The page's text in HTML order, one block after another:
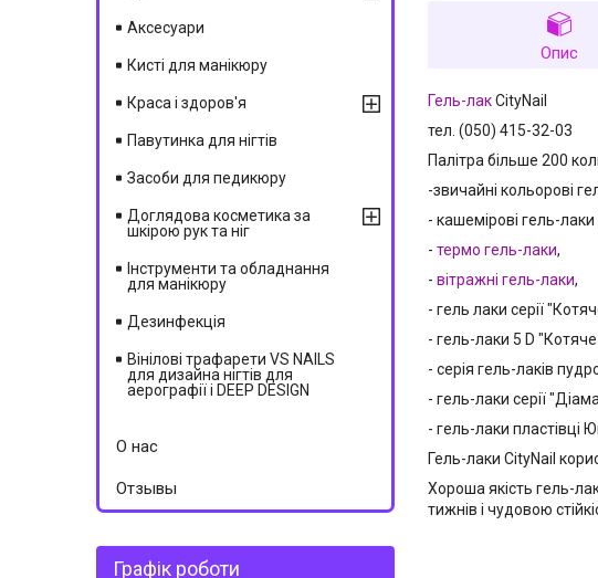
Опис
Гель-лакCityNail
тел. (050) 415-32-03
Палітра більше 200
-звичайні кольорові
- кашемірові гель-
- термо гель-лаки,
- вітражні гель-лаки,
- гель лаки серії
- гель-лаки 5 D
- серія гель-лаків
- гель-лаки серії
- гель-лаки пластівці
Гель-лаки CityNail
Хороша якість гель-
тижнів і чудовою
Аксесуари
Кисті для манікюру
Краса і здоров'я
Павутинка для нігтів
Засоби для педикюру
Доглядова косметика за
шкірою рук та ніг
Інструменти та обладнання
для манікюру
Дезинфекція
Вінілові трафарети VS NAILS
для дизайна нігтів для
аерографії і DEEP DESIGN
О нас
Отзывы
Графік роботи